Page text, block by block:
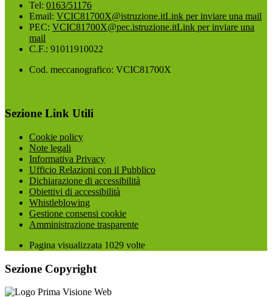
Tel: 0163/51176
Email: VCIC81700X@istruzione.itLink per inviare una mail
PEC: VCIC81700X@pec.istruzione.itLink per inviare una
mail
C.F.: 91011910022
Cod. meccanografico: VCIC81700X
Sezione Link Utili
Cookie policy
Note legali
Informativa Privacy
Ufficio Relazioni con il Pubblico
Dichiarazione di accessibilità
Obiettivi di accessibilità
Whistleblowing
Gestione consensi cookie
Amministrazione trasparente
Pagina visualizzata 1029 volte
Sezione Copyright